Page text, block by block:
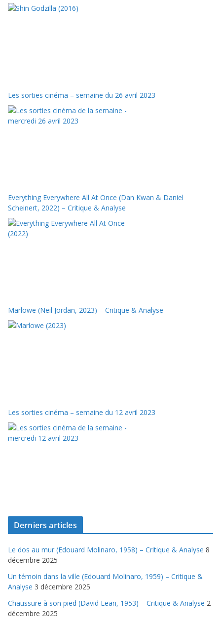
Les sorties cinéma – semaine du 26 avril 2023
Everything Everywhere All At Once (Dan Kwan & Daniel
Scheinert, 2022) – Critique & Analyse
Marlowe (Neil Jordan, 2023) – Critique & Analyse
Les sorties cinéma – semaine du 12 avril 2023
Derniers articles
Le dos au mur (Edouard Molinaro, 1958) – Critique & Analyse 8
décembre 2025
Un témoin dans la ville (Edouard Molinaro, 1959) – Critique &
Analyse 3 décembre 2025
Chaussure à son pied (David Lean, 1953) – Critique & Analyse 2
décembre 2025